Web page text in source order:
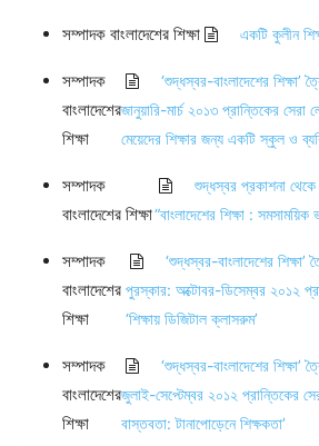
সম্পাদক বাংলাদেশের শিক্ষা একটি কুলীন
সম্পাদক
বাংলাদেশের
শিক্ষা
‘শুদ্ধস্বর-বাংলাদেশের শিক্ষা’
জানুয়ারি-মার্চ ২০১৩ প্রান্তিকের সেরা
মেয়েদের শিক্ষার জন্য একটি স্কুল ও
সম্পাদক
বাংলাদেশের শিক্ষা
শুদ্ধস্বর প্রকাশনা থেকে
“বাংলাদেশের শিক্ষা : সমসাময়িক
সম্পাদক
বাংলাদেশের
শিক্ষা
‘শুদ্ধস্বর-বাংলাদেশের শিক্ষা’
পুরস্কার: অক্টোবর-ডিসেম্বর ২০১২
‘শিক্ষায় ডিজিটাল ক্লাসরুম’
সম্পাদক
বাংলাদেশের
শিক্ষা
‘শুদ্ধস্বর-বাংলাদেশের শিক্ষা’
জুলাই-সেপ্টেম্বর ২০১২ প্রান্তিকের
বাস্তবতা: টানাপোড়েনে শিক্ষকতা’